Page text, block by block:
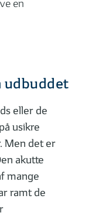
en
udbuddet
eller de
usikre
Men det er
akutte
mange
ramt de